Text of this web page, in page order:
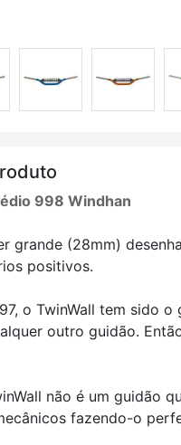
998 Windhan
grande (28mm)
positivos.
o TwinWall tem sido
outro guidão.
não é um guidão
fazendo-o